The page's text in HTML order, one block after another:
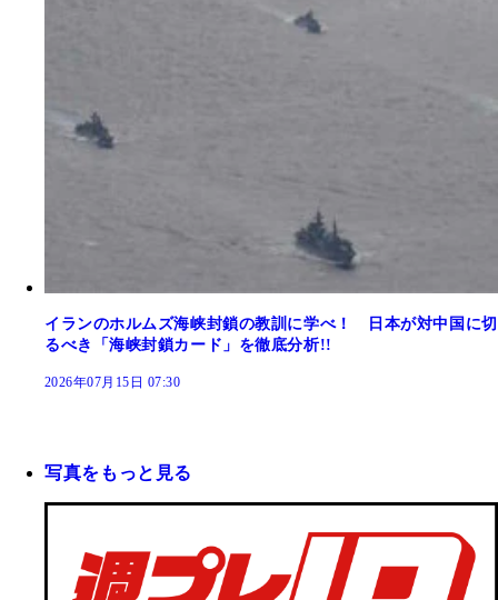
イランのホルムズ海峡封鎖の教訓に学べ！ 日本が対中国に切
るべき「海峡封鎖カード」を徹底分析!!
2026年07月15日 07:30
写真をもっと見る